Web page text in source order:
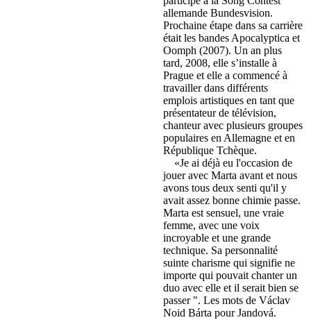
allemande Bundesvision.
Prochaine étape dans sa carrière
était les bandes Apocalyptica et
Oomph (2007). Un an plus
tard, 2008, elle s’installe à
Prague et elle a commencé à
travailler dans différents
emplois artistiques en tant que
présentateur de télévision,
chanteur avec plusieurs groupes
populaires en Allemagne et en
République Tchèque.
«Je ai déjà eu l'occasion de
jouer avec Marta avant et nous
avons tous deux senti qu'il y
avait assez bonne chimie passe.
Marta est sensuel, une vraie
femme, avec une voix
incroyable et une grande
technique. Sa personnalité
suinte charisme qui signifie ne
importe qui pouvait chanter un
duo avec elle et il serait bien se
passer ". Les mots de Václav
Noid Bárta pour Jandová.